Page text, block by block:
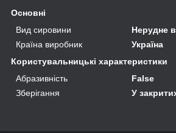
Основні
Вид сировини
Нерудне
Країна виробник
Україна
Користувальницькі характеристики
Абразивність
False
Зберігання
У